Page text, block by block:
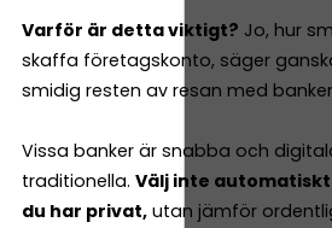
Varför är detta viktigt? Jo, hur
skaffa företagskonto, säger
smidig resten av resan med
Vissa banker är snabba och
traditionella. Välj inte
du har privat, utan jämför